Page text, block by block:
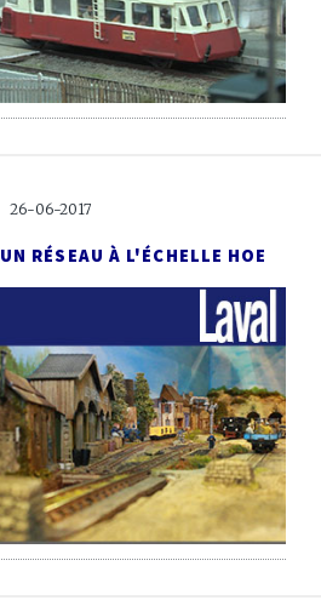
26-06-2017
UN RÉSEAU À L'ÉCHELLE HOE